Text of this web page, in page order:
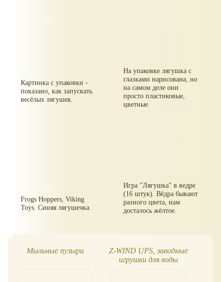
Картинка с упаковки -
показано, как запускать
весёлых лягушек.
На упаковке лягушка с
глазками нарисована, но
на самом деле они
просто пластиковые,
цветные.
Frogs Hoppers, Viking
Toys. Синяя лягушечка.
Игра "Лягушка" в ведре
(16 штук). Вёдра бывают
разного цвета, нам
досталось жёлтое.
Мыльные пузыри
Z-WIND UPS, заводные
игрушки для воды